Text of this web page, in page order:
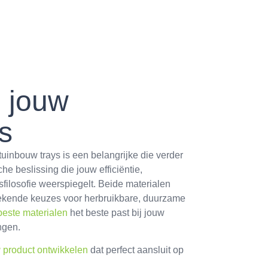
jouw
trays is een belangrijke die verder
beslissing die jouw efficiëntie,
weerspiegelt. Beide materialen
keuzes voor herbruikbare, duurzame
materialen het beste past bij jouw
product ontwikkelen dat perfect aansluit op